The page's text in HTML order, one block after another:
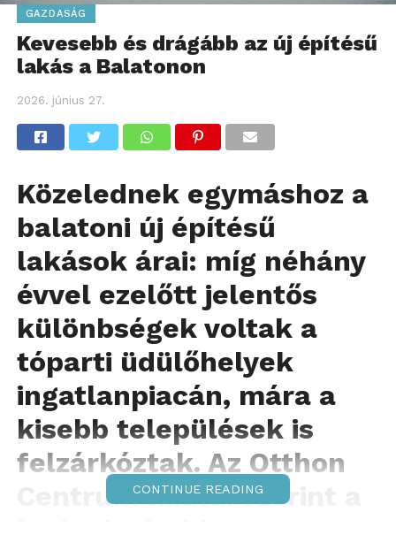
GAZDASÁG
Kevesebb és drágább az új építésű
lakás a Balatonon
2026. június 27.
Közelednek egymáshoz a
balatoni új építésű
lakások árai: míg néhány
évvel ezelőtt jelentős
különbségek voltak a
tóparti üdülőhelyek
ingatlanpiacán, mára a
kisebb települések is
felzárkóztak. Az Otthon
Centrum adatai szerint a
CONTINUE READING